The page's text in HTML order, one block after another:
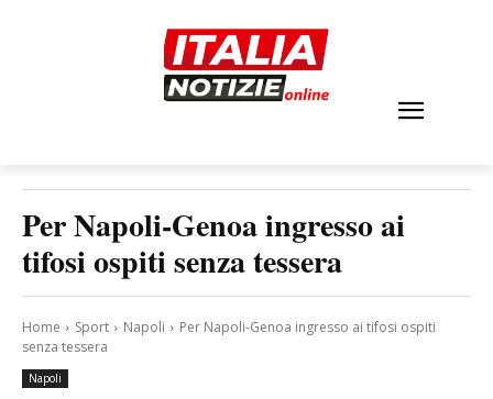
Per Napoli-Genoa ingresso ai
tifosi ospiti senza tessera
Home Sport Napoli
Per Napoli-Genoa ingresso ai tifosi ospiti
senza tessera
Napoli